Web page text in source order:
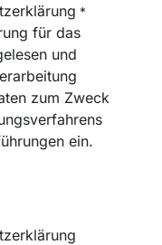
*
für das
und
zum Zweck
ein.